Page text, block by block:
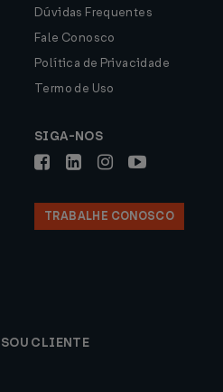
Dúvidas Frequentes
Fale Conosco
Política de Privacidade
Termo de Uso
SIGA-NOS
TRABALHE CONOSCO
CLIENTE